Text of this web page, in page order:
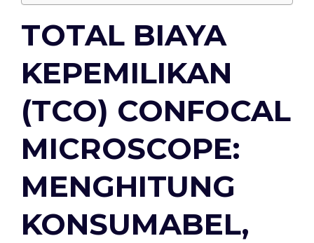
TOTAL BIAYA
KEPEMILIKAN
(TCO) CONFOCAL
MICROSCOPE:
MENGHITUNG
KONSUMABEL,